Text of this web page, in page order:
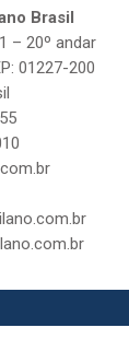
Brasil
– 20º andar
01227-200